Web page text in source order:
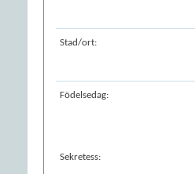
Stad/ort:
Födelsedag:
Sekretess: